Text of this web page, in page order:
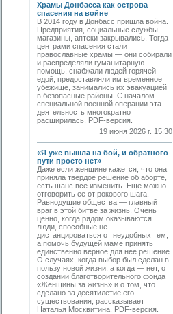
Храмы Донбасса как острова
спасения на войне
В 2014 году в Донбасс пришла война.
Предприятия, социальные службы,
магазины, аптеки закрывались. Тогда
центрами спасения стали
православные храмы — они собирали
и распределяли гуманитарную
помощь, снабжали людей горячей
едой, предоставляли им временное
убежище, занимались их эвакуацией
в безопасные районы. С началом
специальной военной операции эта
деятельность многократно
расширилась. PDF-версия.
19 июня 2026 г. 15:30
«Я уже вышла на бой, и обратного
пути просто нет»
Даже если женщине кажется, что она
приняла твердое решение об аборте,
есть шанс все изменить. Еще можно
отговорить ее от рокового шага.
Равнодушие общества — главный
враг в этой битве за жизнь. Очень
ценно, когда рядом оказываются
люди, способные не
дистанцироваться от неудобных тем,
а помочь будущей маме принять
единственно верное для нее решение.
О случаях, когда выбор был сделан в
пользу новой жизни, а когда — нет, о
создании благотворительного фонда
«Женщины за жизнь» и о том, что
сделано за десятилетие его
существования, рассказывает
Наталья Москвитина. PDF-версия.